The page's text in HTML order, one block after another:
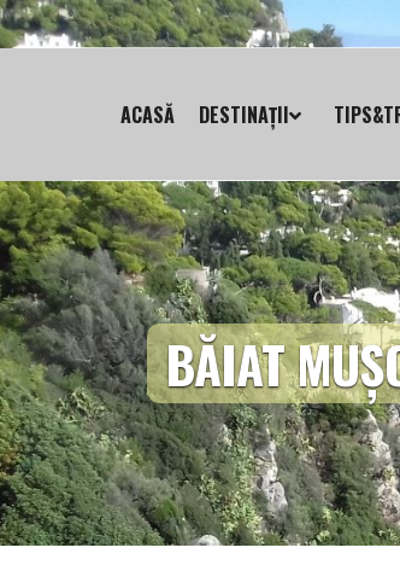
ACASĂ DESTINAȚII
BĂIAT